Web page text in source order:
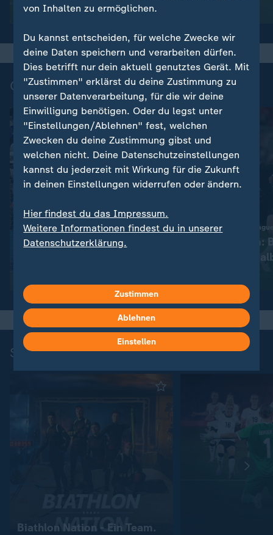
Video6:37
Champions League - Highlights
UEFA Champions League - Saison 2025/26 :
PSG schlägt Arsenal im
Aus der Traum:
scheitert im
Sport-Dokus und -Stories
Biathlon Nation - Ein Team.
von Inhalten zu ermöglichen.
Du kannst entscheiden, für welche Zwecke wir
deine Daten speichern und verarbeiten dürfen.
Dies betrifft nur dein aktuell genutztes Gerät. Mit
"Zustimmen" erklärst du deine Zustimmung zu
unserer Datenverarbeitung, für die wir deine
Einwilligung benötigen. Oder du legst unter
"Einstellungen/Ablehnen" fest, welchen
Zwecken du deine Zustimmung gibst und
welchen nicht. Deine Datenschutzeinstellungen
kannst du jederzeit mit Wirkung für die Zukunft
in deinen Einstellungen widerrufen oder ändern.
Hier findest du das Impressum.
Weitere Informationen findest du in unserer
Datenschutzerklärung.
Zustimmen
Ablehnen
Einstellen